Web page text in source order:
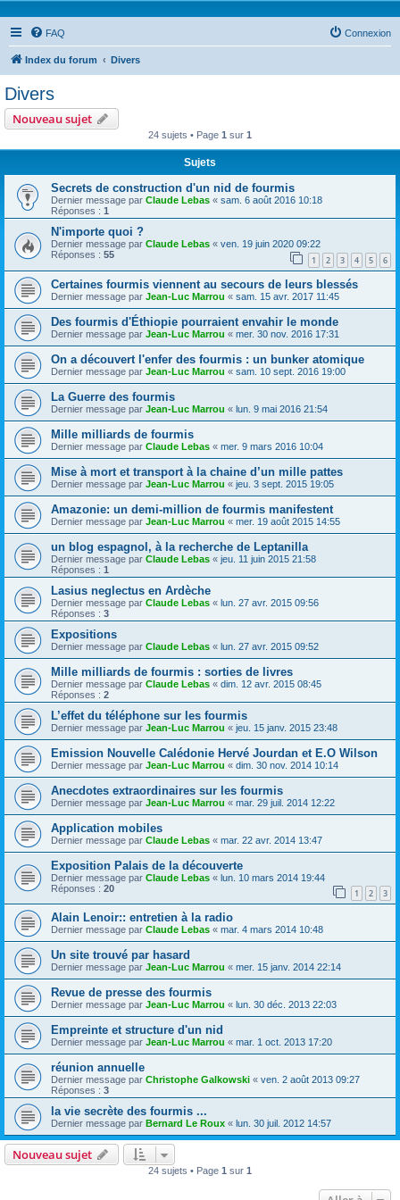
FAQ Connexion
Index du forum Divers
Divers
Nouveau sujet
24 sujets • Page 1 sur 1
Sujets
Secrets de construction d'un nid de fourmis
Dernier message par Claude Lebas « sam. 6 août 2016 10:18
Réponses : 1
N'importe quoi ?
Dernier message par Claude Lebas « ven. 19 juin 2020 09:22
Réponses : 55 1 2 3 4 5 6
Certaines fourmis viennent au secours de leurs blessés
Dernier message par Jean-Luc Marrou « sam. 15 avr. 2017 11:45
Des fourmis d'Éthiopie pourraient envahir le monde
Dernier message par Jean-Luc Marrou « mer. 30 nov. 2016 17:31
On a découvert l'enfer des fourmis : un bunker atomique
Dernier message par Jean-Luc Marrou « sam. 10 sept. 2016 19:00
La Guerre des fourmis
Dernier message par Jean-Luc Marrou « lun. 9 mai 2016 21:54
Mille milliards de fourmis
Dernier message par Claude Lebas « mer. 9 mars 2016 10:04
Mise à mort et transport à la chaine d’un mille pattes
Dernier message par Jean-Luc Marrou « jeu. 3 sept. 2015 19:05
Amazonie: un demi-million de fourmis manifestent
Dernier message par Jean-Luc Marrou « mer. 19 août 2015 14:55
un blog espagnol, à la recherche de Leptanilla
Dernier message par Claude Lebas « jeu. 11 juin 2015 21:58
Réponses : 1
Lasius neglectus en Ardèche
Dernier message par Claude Lebas « lun. 27 avr. 2015 09:56
Réponses : 3
Expositions
Dernier message par Claude Lebas « lun. 27 avr. 2015 09:52
Mille milliards de fourmis : sorties de livres
Dernier message par Claude Lebas « dim. 12 avr. 2015 08:45
Réponses : 2
L’effet du téléphone sur les fourmis
Dernier message par Jean-Luc Marrou « jeu. 15 janv. 2015 23:48
Emission Nouvelle Calédonie Hervé Jourdan et E.O Wilson
Dernier message par Jean-Luc Marrou « dim. 30 nov. 2014 10:14
Anecdotes extraordinaires sur les fourmis
Dernier message par Jean-Luc Marrou « mar. 29 juil. 2014 12:22
Application mobiles
Dernier message par Claude Lebas « mar. 22 avr. 2014 13:47
Exposition Palais de la découverte
Dernier message par Claude Lebas « lun. 10 mars 2014 19:44
Réponses : 20 1 2 3
Alain Lenoir:: entretien à la radio
Dernier message par Claude Lebas « mar. 4 mars 2014 10:48
Un site trouvé par hasard
Dernier message par Jean-Luc Marrou « mer. 15 janv. 2014 22:14
Revue de presse des fourmis
Dernier message par Jean-Luc Marrou « lun. 30 déc. 2013 22:03
Empreinte et structure d'un nid
Dernier message par Jean-Luc Marrou « mar. 1 oct. 2013 17:20
réunion annuelle
Dernier message par Christophe Galkowski « ven. 2 août 2013 09:27
Réponses : 3
la vie secrète des fourmis ...
Dernier message par Bernard Le Roux « lun. 30 juil. 2012 14:57
Nouveau sujet
24 sujets • Page 1 sur 1